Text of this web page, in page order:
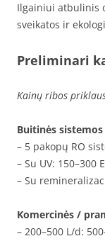
Ilgainiui atbulinis
sveikatos ir
Preliminari
Kainų ribos
Buitinės sistemos
– 5 pakopų RO
– Su UV: 150–300
– Su
Komercinės /
– 200–500 L/d: